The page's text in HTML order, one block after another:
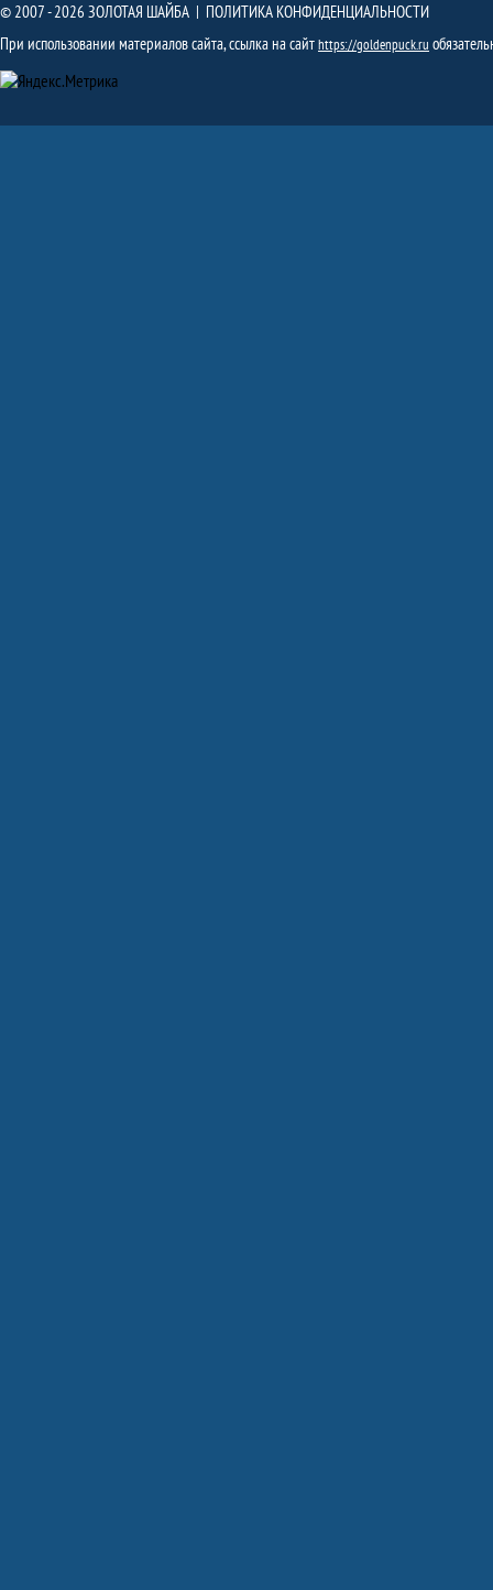
© 2007 - 2026 ЗОЛОТАЯ ШАЙБА | ПОЛИТИКА КОНФИДЕНЦИАЛЬНОСТИ
При использовании материалов сайта, ссылка на сайтhttps://goldenpuck.ru